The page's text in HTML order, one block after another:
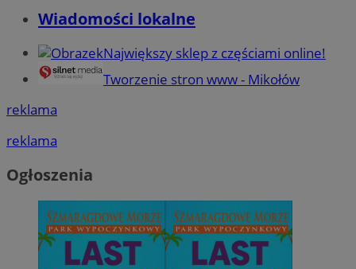
Wiadomości lokalne
Największy sklep z częściami online!
Tworzenie stron www - Mikołów
reklama
reklama
Ogłoszenia